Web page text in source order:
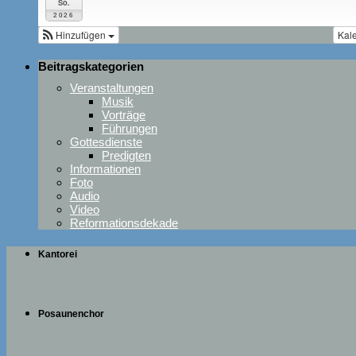
2026
Hinzufügen
Beitragskategorien
Veranstaltungen
Musik
Vorträge
Führungen
Gottesdienste
Predigten
Informationen
Foto
Audio
Video
Reformationsdekade
Kantorei
Posaunenchor